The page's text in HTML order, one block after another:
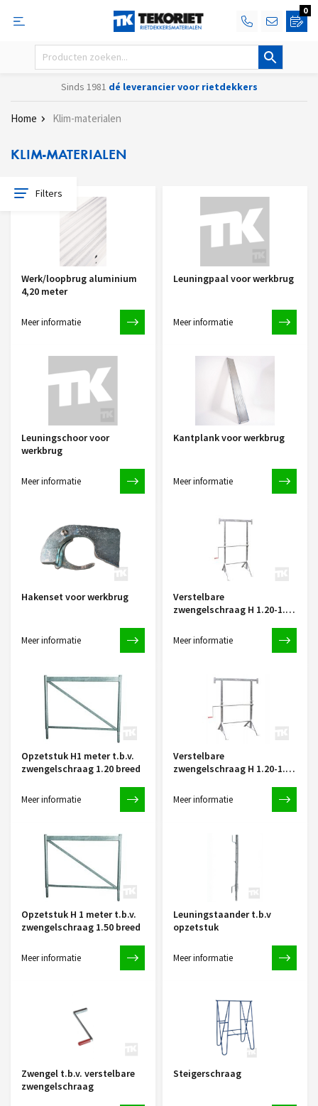
0
Sinds 1981 dé leverancier voor rietdekkers
Home Klim-materialen
KLIM-MATERIALEN
Filters
Werk/loopbrug aluminium
4,20 meter
Meer informatie
Leuningpaal voor werkbrug
Meer informatie
Leuningschoor voor
werkbrug
Meer informatie
Kantplank voor werkbrug
Meer informatie
Hakenset voor werkbrug
Meer informatie
Verstelbare
zwengelschraag H 1.20-1.95
Meer informatie
Opzetstuk H1 meter t.b.v.
zwengelschraag 1.20 breed
Meer informatie
Verstelbare
zwengelschraag H 1.20-1.95
Meer informatie
Opzetstuk H 1 meter t.b.v.
zwengelschraag 1.50 breed
Meer informatie
Leuningstaander t.b.v
opzetstuk
Meer informatie
Zwengel t.b.v. verstelbare
zwengelschraag
Steigerschraag